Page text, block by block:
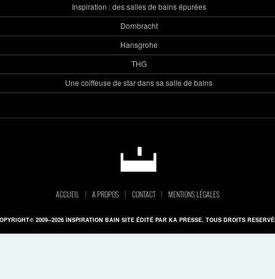
Inspiration : des salles de bains épurées
Dornbracht
Hansgrohe
THG
Une coiffeuse de star dans sa salle de bains
ACCUEIL A PROPOS CONTACT MENTIONS LÉGALES
2009--2026 INSPIRATION BAIN SITE ÉDITÉ PAR KA PRESSE. TOUS DROITS